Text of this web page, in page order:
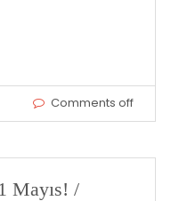
Comments off
Mayıs! /